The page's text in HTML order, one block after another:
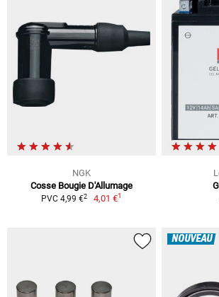
NGK
Cosse Bougie D'Allumage
PVC 4,99 €2 4,01 €1
NOUVEAU